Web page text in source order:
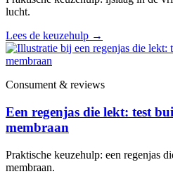
lucht.
Lees de keuzehulp →
Consument & reviews
Een regenjas die lekt: test
membraan
Praktische keuzehulp: een regenjas
membraan.